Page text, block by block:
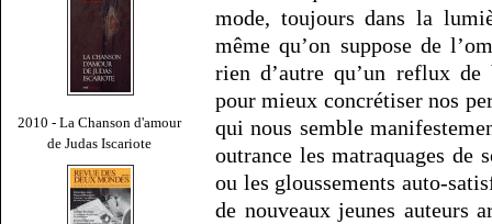
2010 - La Chanson d'amour
de Judas Iscariote
mode, toujours dans la
même qu’on suppose de
rien d’autre qu’un reflux
pour mieux concrétiser nos
qui nous semble
outrance les matraquages de
ou les gloussements auto-
de nouveaux jeunes auteurs